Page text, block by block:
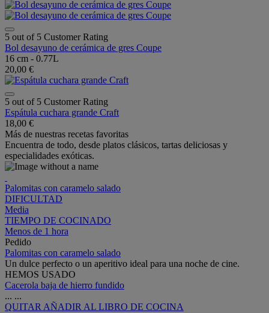
5 out of 5 Customer Rating
Bol desayuno de cerámica de gres Coupe
16 cm - 0.77L
20,00 €
5 out of 5 Customer Rating
Espátula cuchara grande Craft
18,00 €
Más de nuestras recetas favoritas
Encuentra de todo, desde platos clásicos, tartas deliciosas y
especialidades exóticas.
Palomitas con caramelo salado
DIFICULTAD
Media
TIEMPO DE COCINADO
Menos de 1 hora
Pedido
Palomitas con caramelo salado
Un dulce perfecto o un aperitivo ideal para una noche de cine.
HEMOS USADO
Cacerola baja de hierro fundido
... ...
QUITAR AÑADIR AL LIBRO DE COCINA